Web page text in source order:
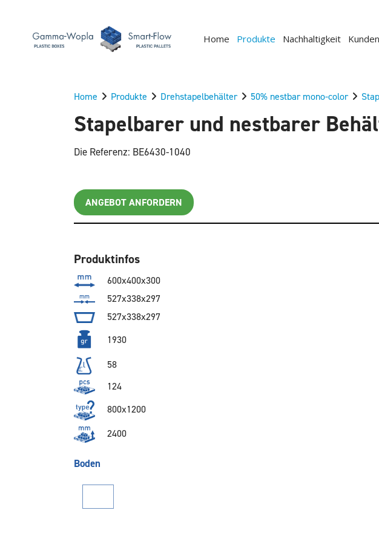
Home Produkte Nachhaltigkeit
Home Produkte Drehstapelbehälter 50% nestbar mono-color
Stapelbarer und nestbarer
Die Referenz: BE6430-1040
ANGEBOT ANFORDERN
Produktinfos
600x400x300
527x338x297
527x338x297
1930
58
124
800x1200
2400
Boden